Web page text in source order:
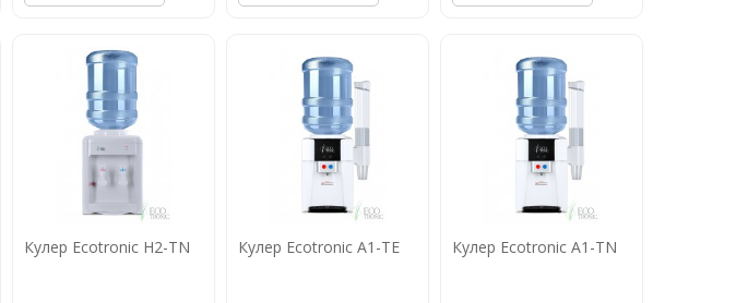
Кулер Ecotronic H2-TN Кулер Ecotronic A1-TE Кулер Ecotronic A1-TN